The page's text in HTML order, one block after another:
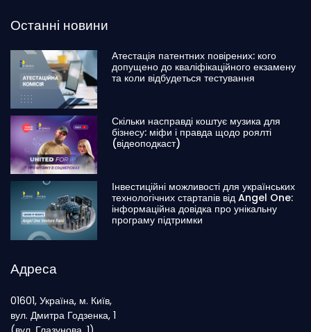
Останні новини
Атестація патентних повірених: кого
допущено до кваліфікаційного екзамену
та коли відбудеться тестування
Скільки насправді коштує музика для
бізнесу: міфи і правда щодо роялті
(відеоподкаст)
Інвестиційні можливості для українських
технологічних стартапів від Angel One:
інформаційна довідка про унікальну
програму підтримки
Адреса
01601, Україна, м. Київ,
вул. Дмитра Годзенка, 1